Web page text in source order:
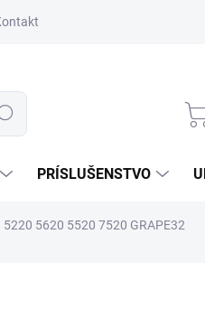
Podmienky ochrany
PRÍSLUŠENSTVO
5620 5520 7520 GRAPE32